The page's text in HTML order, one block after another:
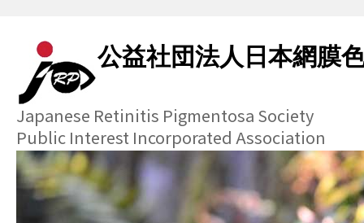
公益社団法人日本網膜
Japanese Retinitis Pigmentosa Society
Public Interest Incorporated Association